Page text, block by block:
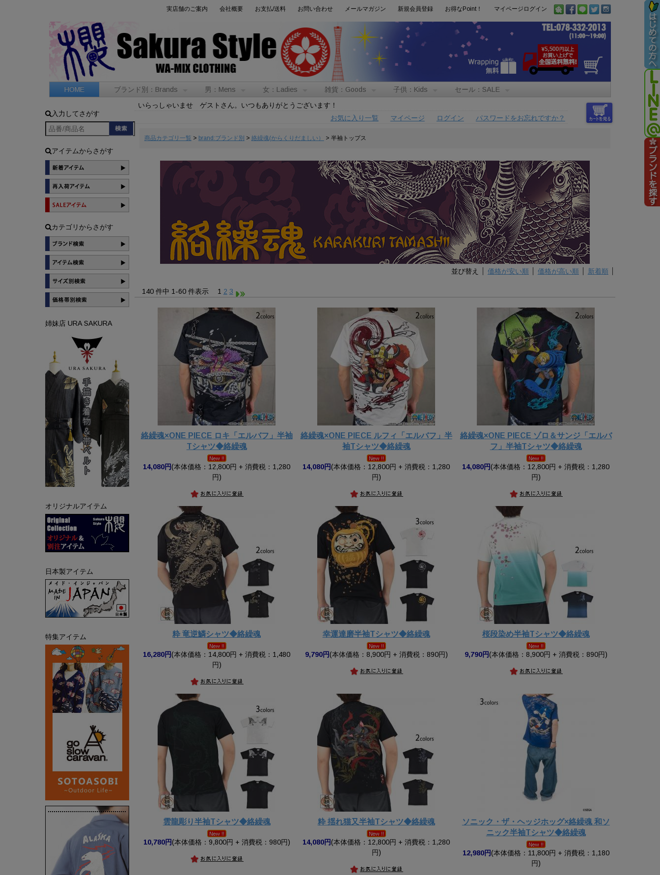
実店舗のご案内 会社概要 お支払/送料 お問い合わせ メールマガジン 新規会員登録 お得なPoint！ マイページログイン
HOME ブランド別：Brands 男：Mens 女：Ladies 雑貨：Goods 子供：Kids セール：SALE
入力してさがす
アイテムからさがす
カテゴリからさがす
姉妹店 URA SAKURA
オリジナルアイテム
日本製アイテム
特集アイテム
いらっしゃいませ ゲストさん。いつもありがとうございます！
お気に入り一覧
マイページ ログイン パスワードをお忘れですか？
商品カテゴリ一覧 > brand:ブランド別 > 絡繰魂(からくりだましい） > 半袖トップス
並び替え 価格が安い順 価格が高い順 新着順
140 件中 1-60 件表示 1 2 3
絡繰魂×ONE PIECE ロキ「エルバフ」半袖
Tシャツ◆絡繰魂
14,080円(本体価格：12,800円 + 消費税：1,280
円)
絡繰魂×ONE PIECE ルフィ「エルバフ」半
袖Tシャツ◆絡繰魂
14,080円(本体価格：12,800円 + 消費税：1,280
円)
絡繰魂×ONE PIECE ゾロ＆サンジ「エルバ
フ」半袖Tシャツ◆絡繰魂
14,080円(本体価格：12,800円 + 消費税：1,280
円)
粋 竜逆鱗シャツ◆絡繰魂
16,280円(本体価格：14,800円 + 消費税：1,480
円)
幸運達磨半袖Tシャツ◆絡繰魂
9,790円(本体価格：8,900円 + 消費税：890円)
桜段染め半袖Tシャツ◆絡繰魂
9,790円(本体価格：8,900円 + 消費税：890円)
雲龍彫り半袖Tシャツ◆絡繰魂
10,780円(本体価格：9,800円 + 消費税：980円)
粋 揺れ猫又半袖Tシャツ◆絡繰魂
14,080円(本体価格：12,800円 + 消費税：1,280
円)
ソニック・ザ・ヘッジホッグ×絡繰魂 和ソ
ニック半袖Tシャツ◆絡繰魂
12,980円(本体価格：11,800円 + 消費税：1,180
円)